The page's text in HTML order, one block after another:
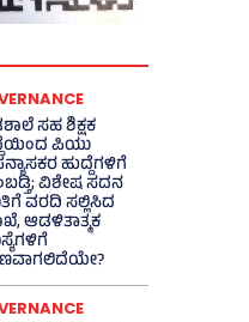
ಸಹ ಶಿಕ್ಷಕ
ಪಿಯು
ಹುದ್ದೆಗಳಿಗೆ
ವಿಶೇಷ ಸದನ
ವರದಿ ಸಲ್ಲಿಸಿದ
ಆಡಳಿತಾತ್ಮಕ